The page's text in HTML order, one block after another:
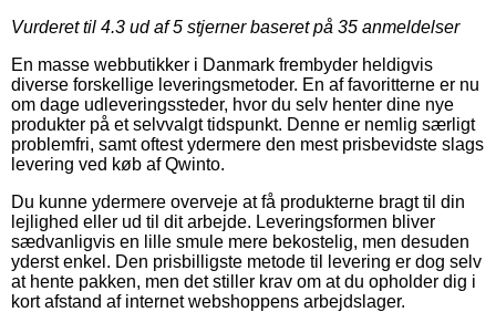
Vurderet til 4.3 ud af 5 stjerner baseret på 35 anmeldelser
En masse webbutikker i Danmark frembyder heldigvis
diverse forskellige leveringsmetoder. En af favoritterne er nu
om dage udleveringssteder, hvor du selv henter dine nye
produkter på et selvvalgt tidspunkt. Denne er nemlig særligt
problemfri, samt oftest ydermere den mest prisbevidste slags
levering ved køb af Qwinto.
Du kunne ydermere overveje at få produkterne bragt til din
lejlighed eller ud til dit arbejde. Leveringsformen bliver
sædvanligvis en lille smule mere bekostelig, men desuden
yderst enkel. Den prisbilligste metode til levering er dog selv
at hente pakken, men det stiller krav om at du opholder dig i
kort afstand af internet webshoppens arbejdslager.